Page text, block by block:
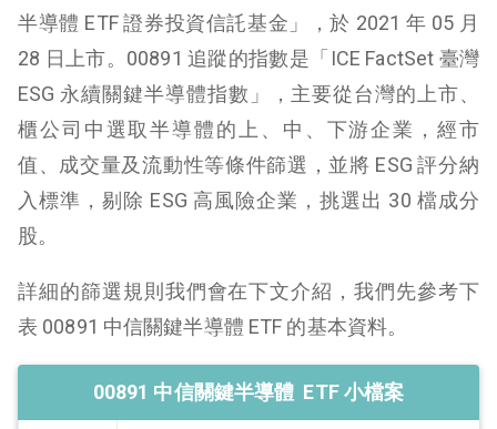
半導體 ETF 證券投資信託基金」，於 2021 年 05 月
28 日上市。00891 追蹤的指數是「ICE FactSet 臺灣
ESG 永續關鍵半導體指數」，主要從台灣的上市、
櫃公司中選取半導體的上、中、下游企業，經市
值、成交量及流動性等條件篩選，並將 ESG 評分納
入標準，剔除 ESG 高風險企業，挑選出 30 檔成分
股。
詳細的篩選規則我們會在下文介紹，我們先參考下
表 00891 中信關鍵半導體 ETF 的基本資料。
00891 中信關鍵半導體 ETF 小檔案